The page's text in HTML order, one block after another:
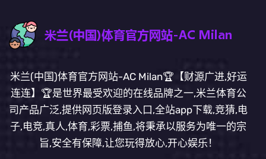
米兰(中国)体育官方网站-AC Milan🏆【财源广进,好运
连连】🏆是世界最受欢迎的在线品牌之一,米兰体育公
司产品广泛,提供网页版登录入口,全站app下载,竞猜,电
子,电竞,真人,体育,彩票,捕鱼,将秉承以服务为唯一的宗
旨,安全有保障,让您玩得放心,开心娱乐！